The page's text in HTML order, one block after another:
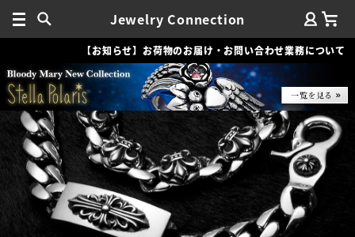
Jewelry Connection
【お知らせ】お荷物のお届け・お問い合わせ業務について